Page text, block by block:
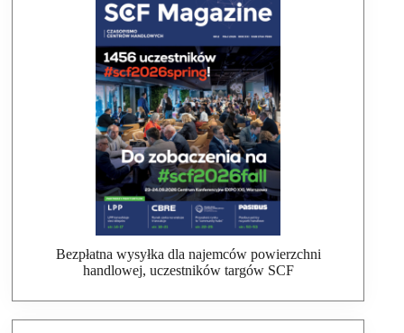
Bezpłatna wysyłka dla najemców powierzchni
handlowej, uczestników targów SCF